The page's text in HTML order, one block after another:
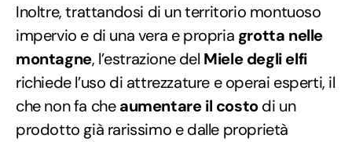
Inoltre, trattandosi di un territorio montuoso
impervio e di una vera e propria grotta nelle
montagne, l’estrazione del Miele degli elfi
richiede l’uso di attrezzature e operai esperti, il
che non fa cheaumentare il costodi un
prodotto già rarissimo e dalle proprietà